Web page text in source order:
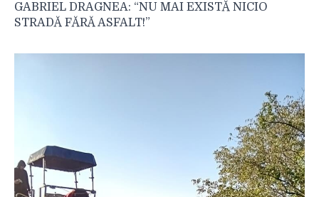
GABRIEL DRAGNEA: “NU MAI EXISTĂ NICIO
STRADĂ FĂRĂ ASFALT!”